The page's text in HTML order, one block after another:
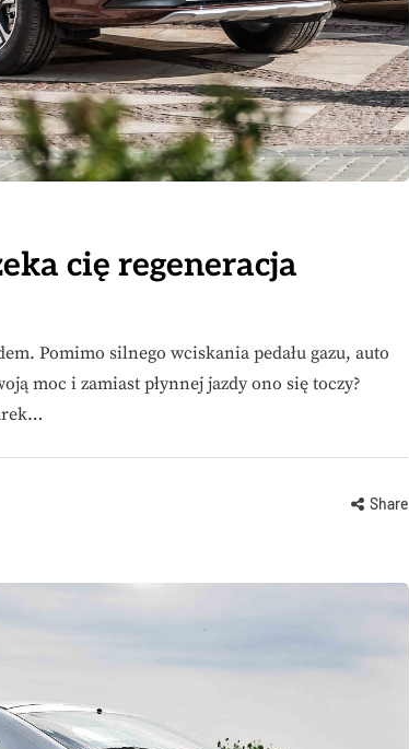
cię regeneracja
Pomimo silnego wciskania pedału gazu, auto
moc i zamiast płynnej jazdy ono się toczy?
Share